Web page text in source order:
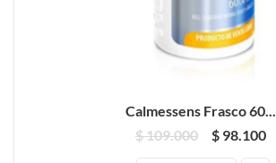
Calmessens Frasco 60...
$ 109.000
$ 98.100